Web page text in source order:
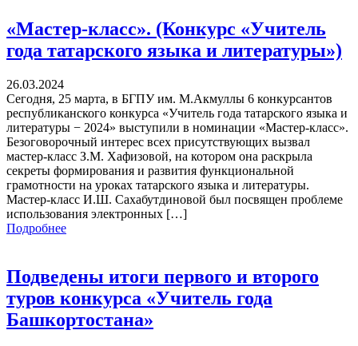
«Мастер-класс». (Конкурс «Учитель
года татарского языка и литературы»)
26.03.2024
Сегодня, 25 марта, в БГПУ им. М.Акмуллы 6 конкурсантов
республиканского конкурса «Учитель года татарского языка и
литературы − 2024» выступили в номинации «Мастер-класс».
Безоговорочный интерес всех присутствующих вызвал
мастер-класс З.М. Хафизовой, на котором она раскрыла
секреты формирования и развития функциональной
грамотности на уроках татарского языка и литературы.
Мастер-класс И.Ш. Сахабутдиновой был посвящен проблеме
использования электронных […]
Подробнее
Подведены итоги первого и второго
туров конкурса «Учитель года
Башкортостана»